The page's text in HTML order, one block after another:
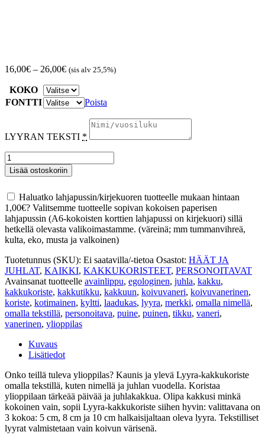
16,00€ – 26,00€Hintaluokka:
-
26,00€
(sis alv 25,5%)
KOKO
FONTTI
Poista
LYYRAN TEKSTI *
LYYRA
-
KAKKUKORISTE
TEKSTILLÄ]
määrä
Lisää ostoskoriin
Haluatko lahjapussin/kirjekuoren tuotteelle mukaan hintaan
1,00€? Valitsemme tuotteelle sopivan kokoisen paperisen
lahjapussin (A6-kokoisten korttien lahjapussi on kirjekuori) sillä
hetkellä olevasta valikoimastamme. (väreinä; mm tummanvihreä,
kulta, eko, musta ja valkoinen)
Tuotetunnus (SKU): Ei saatavilla/-tietoa Osastot: HÄÄT JA
JUHLAT, KAIKKI, KAKKUKORISTEET, PERSONOITAVAT
Avainsanat tuotteelle avainlippu, egologinen, juhla, kakku,
kakkukoriste, kakkutikku, kakkuun, koivuvaneri, koivuvanerinen,
koriste, kotimainen, kyltti, laadukas, lyyra, merkki, omalla nimellä,
omalla tekstillä, personoitava, puine, puinen, tikku, vaneri,
vanerinen, ylioppilas
Kuvaus
Lisätiedot
Onko teillä tuleva ylioppilas? Kaunis ja ylevä Lyyra-kakkukoriste
omalla tekstillä, kuten nimellä ja juhlan vuodella. Koristaa
ylioppilaan tärkeää päivää ja juhlakakkua. Olipa kakkusi minkä
kokoinen vain, sopii Lyyra-kakkukoriste siihen hyvin: valittavana on
3 kokoa: 5 cm, 8 cm ja 10 cm halkaisijaltaan oleva lyyra. Tekstilliset
lyyrat valmistetaan vain koivun värisenä.